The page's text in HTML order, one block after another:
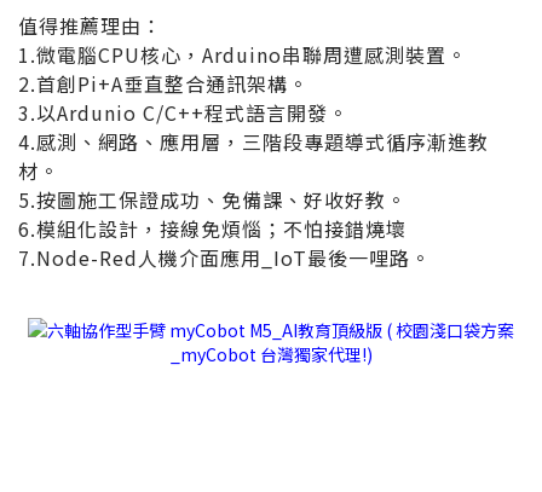
值得推薦理由：
1.微電腦CPU核心，Arduino串聯周遭感測裝置。
2.首創Pi+A垂直整合通訊架構。
3.以Ardunio C/C++程式語言開發。
4.感測、網路、應用層，三階段專題導式循序漸進教
材。
5.按圖施工保證成功、免備課、好收好教。
6.模組化設計，接線免煩惱；不怕接錯燒壞
7.Node-Red人機介面應用_IoT最後一哩路。